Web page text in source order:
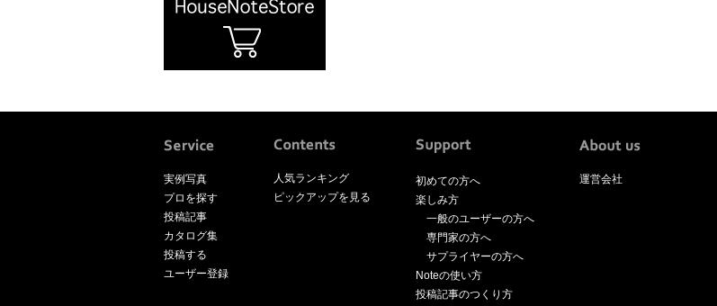
実例写真
プロを探す
投稿記事
カタログ集
投稿する
ユーザー登録
人気ランキング
ピックアップを見る
初めての方へ
楽しみ方
一般のユーザーの方へ
専門家の方へ
サプライヤーの方へ
Noteの使い方
投稿記事のつくり方
運営会社